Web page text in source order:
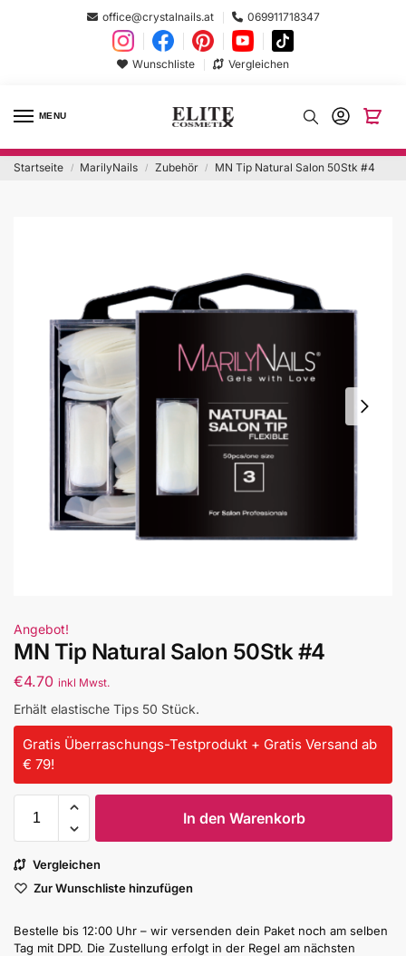
office@crystalnails.at 069911718347
Wunschliste Vergleichen
MENU
Startseite / MarilyNails / Zubehör / MN Tip Natural Salon 50Stk #4
Angebot!
MN Tip Natural Salon 50Stk #4
€4.70 inkl Mwst.
Erhält elastische Tips 50 Stück.
Gratis Überraschungs-Testprodukt + Gratis Versand ab
€ 79!
In den Warenkorb
Vergleichen
Zur Wunschliste hinzufügen
Bestelle bis 12:00 Uhr – wir versenden dein Paket noch am selben
Tag mit DPD. Die Zustellung erfolgt in der Regel am nächsten